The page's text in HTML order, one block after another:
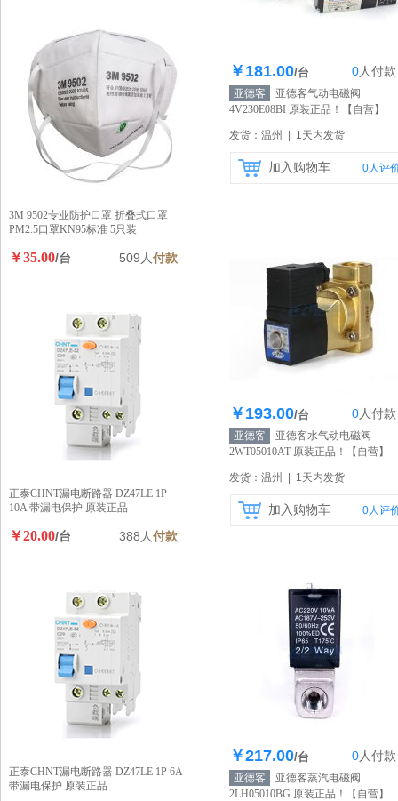
库存100个
￥181.00/台 0人付款
亚德客
亚德客气动电磁阀
4V230E08BI 原装正品！
【自营】
发货：温州 | 1天内发货
加入购物车 0人评
库存100个
￥193.00/台 0人付款
亚德客
亚德客水气动电磁阀
2WT05010AT 原装正品！
【自营】
发货：温州 | 1天内发货
加入购物车 0人评
库存100个
￥217.00/台 0人付款
亚德客
亚德客蒸汽电磁阀
2LH05010BG 原装正品！
【自营】
3M 9502专业防护口罩 折叠式口罩
PM2.5口罩KN95标准 5只装
￥35.00/台 509人付款
正泰CHNT漏电断路器 DZ47LE 1P
10A 带漏电保护 原装正品
￥20.00/台 388人付款
正泰CHNT漏电断路器 DZ47LE 1P 6A
带漏电保护 原装正品